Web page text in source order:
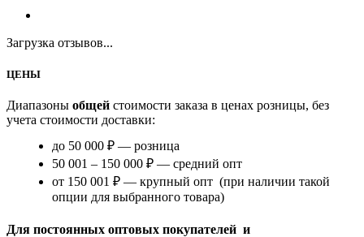
Загрузка отзывов...
ЦЕНЫ
Диапазоны общей стоимости заказа в ценах розницы, без
учета стоимости доставки:
до 50 000 ₽ — розница
50 001 – 150 000 ₽ — средний опт
от 150 001 ₽ — крупный опт (при наличии такой
опции для выбранного товара)
Для постоянных оптовых покупателей и